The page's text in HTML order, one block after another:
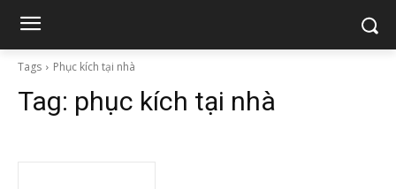
Tags Phục kích tại nhà
Tag: phục kích tại nhà